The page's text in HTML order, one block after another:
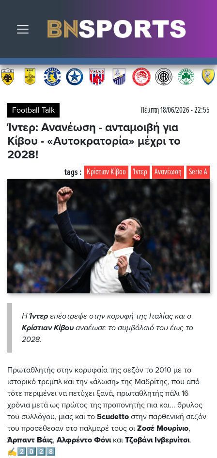
Toggle navigation
Football Talk Πέμπτη 18/06/2026 - 22:55
Ίντερ: Ανανέωση - ανταμοιβή για
Κίβου - «Αυτοκρατορία» μέχρι το
2028!
Serie A
Ανανέωση
Ίντερ
Κρίστιαν Κίβου
tags :
ΗΊντερ επέστρεψε στην κορυφή της Ιταλίας και ο
Κρίστιαν Κίβου αναέωσε το συμβόλαιό του έως το
2028.
Πρωταθλητής στην κορυφαία της σεζόν το 2010 με το
ιστορικό τρεμπλ και την «άλωση» της Μαδρίτης, που από
τότε περιμένει να πετύχει ξανά, πρωταθλητής πάλι 16
χρόνια μετά ως πρώτος της προπονητής πια και... θρυλος
του συλλόγου, μιας και το Scudetto στην παρθενική σεζόν
του προσέθεσαν στο παλμαρέ τους οι Ζοσέ Μουρίνιο,
Άρπαντ Βάις, Αλφρέντο Φόνικαι Τζοβάνι Ινβερνίτσι.
✍️2️⃣0️⃣2️⃣8️⃣